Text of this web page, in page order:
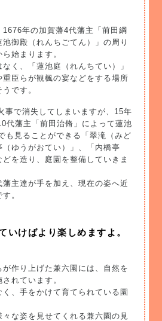
年の加賀藩4代藩主「前田綱
御殿（れんちごてん）」の周り
始まります。
く、「蓮池庭（れんちてい）」
重臣らが観楓の宴などをする場所
です。
事で消失してしまいますが、15年
代藩主「前田治脩」によって蓮池
も見ることができる「翠滝（みど
（ゆうがおてい）」、「内橋亭
どを造り、庭園を整備していきま
主達が手を加え、現在の姿へ近
。
いけばより楽しめますよ。
作り上げた兼六園には、自然を
れています。
く、手をかけて育てられている園
な姿を見せてくれる兼六園の見